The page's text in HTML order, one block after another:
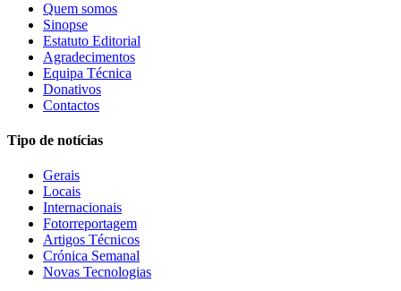
Quem somos
Sinopse
Estatuto Editorial
Agradecimentos
Equipa Técnica
Donativos
Contactos
Tipo de notícias
Gerais
Locais
Internacionais
Fotorreportagem
Artigos Técnicos
Crónica Semanal
Novas Tecnologias